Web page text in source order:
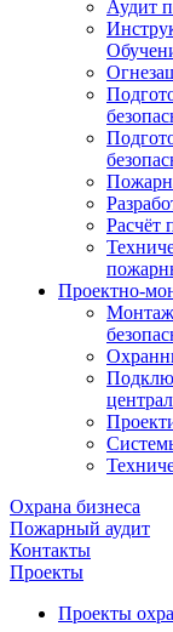
Аудит
Расчёт
Проектно-
Монтаж
Охрана бизнеса
Пожарный аудит
Контакты
Проекты
Проекты